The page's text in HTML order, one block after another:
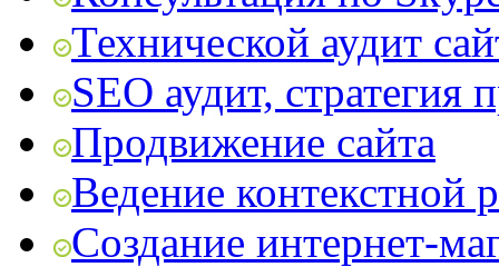
Технической аудит
SEO аудит, стратегия
Продвижение сайта
Ведение контекстной
Создание интернет-